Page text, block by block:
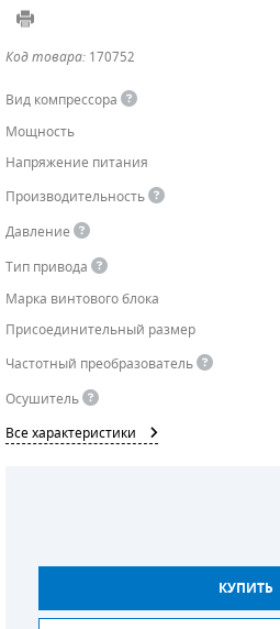
Код товара: 170752
Вид компрессора
Мощность
Напряжение питания
Производительность
Давление
Тип привода
Марка винтового блока
Присоединительный размер
Частотный преобразователь
Осушитель
Все характеристики
КУПИТЬ
ЧИЛЛЕРЫ
КОНТЕЙНЕРЫ ДЛЯ ОБОРУДОВАНИЯ
БЕНЗИНОВЫЕ МОТОПОМПЫ
ДИЗЕЛЬНЫЕ МОТОПОМПЫ
ОСВЕТИТЕЛЬНЫЕ МАЧТЫ
ЛЕНТОЧНОПИЛЬНЫЕ СТАНКИ
ПРЕДОХРАНИТЕЛЬНЫЕ КЛАПАНЫ
ВПУСКНЫЕ КЛАПАНЫ
ОБРАТНЫЕ КЛАПАНЫ
КЛАПАНЫ МИНИМАЛЬНОГО ДАВЛЕНИЯ
ДАТЧИКИ
РУКАВА ВЫСОКОГО ДАВЛЕНИЯ (РВД)
ЗАПЧАСТИ ДЛЯ ВИНТОВЫХ
ДЛЯ АДСОРБЦИОННЫХ ОСУШИТЕЛЕЙ